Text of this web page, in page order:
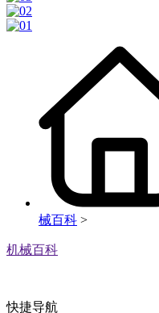
械百科 >
机械百科
快捷导航